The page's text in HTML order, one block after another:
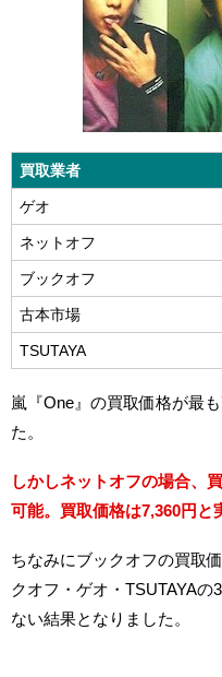
買取業者
ゲオ
ネットオフ
ブックオフ
古本市場
TSUTAYA
嵐『One』の買取価格が最
た。
しかしネットオフの場合、
可能。買取価格は7,360円と
ちなみにブックオフの買取
クオフ・ゲオ・TSUTAYA
ない結果となりました。